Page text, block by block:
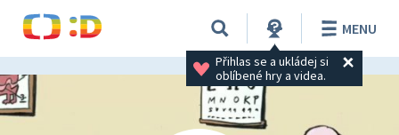
Přihlas se a ukládej si
oblíbené hry a videa.
MENU